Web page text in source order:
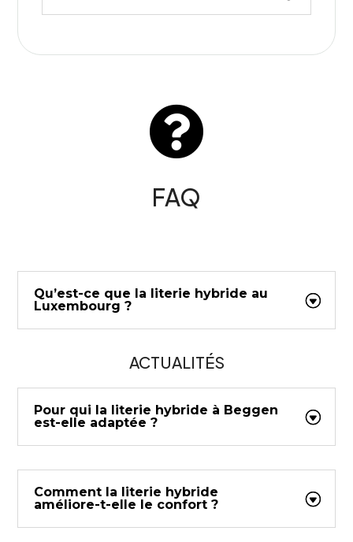

FAQ
Qu’est-ce que la literie hybride au
Luxembourg ?
ACTUALITÉS
Pour qui la literie hybride à Beggen
est-elle adaptée ?
Comment la literie hybride
améliore-t-elle le confort ?